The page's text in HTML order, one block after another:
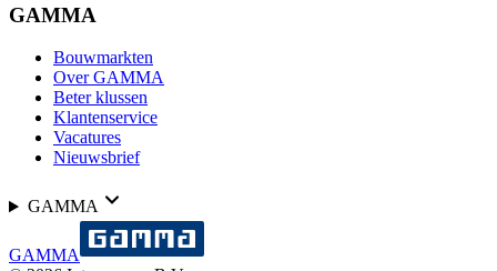
GAMMA
Bouwmarkten
Over GAMMA
Beter klussen
Klantenservice
Vacatures
Nieuwsbrief
GAMMA
GAMMA